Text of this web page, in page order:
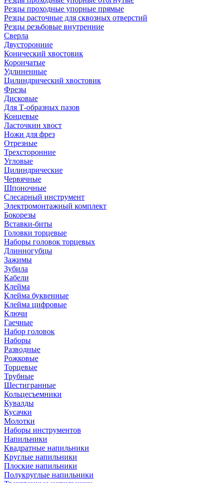
Резцы проходные упорные прямые
Резцы расточные для сквозных отверстий
Резцы резьбовые внутренние
Сверла
Двусторонние
Конический хвостовик
Корончатые
Удлиненные
Цилиндрический хвостовик
Фрезы
Дисковые
Для Т-образных пазов
Концевые
Ласточкин хвост
Ножи для фрез
Отрезные
Трехсторонние
Угловые
Цилиндрические
Червячные
Шпоночные
Слесарный инструмент
Электромонтажный комплект
Бокорезы
Вставки-биты
Головки торцевые
Наборы головок торцевых
Длинногубцы
Зажимы
Зубила
Кабели
Клейма
Клейма буквенные
Клейма цифровые
Ключи
Гаечные
Набор головок
Наборы
Разводные
Рожковые
Торцевые
Трубные
Шестигранные
Кольцесъемники
Кувалды
Кусачки
Молотки
Наборы инструментов
Напильники
Квадратные напильники
Круглые напильники
Плоские напильники
Полукруглые напильники